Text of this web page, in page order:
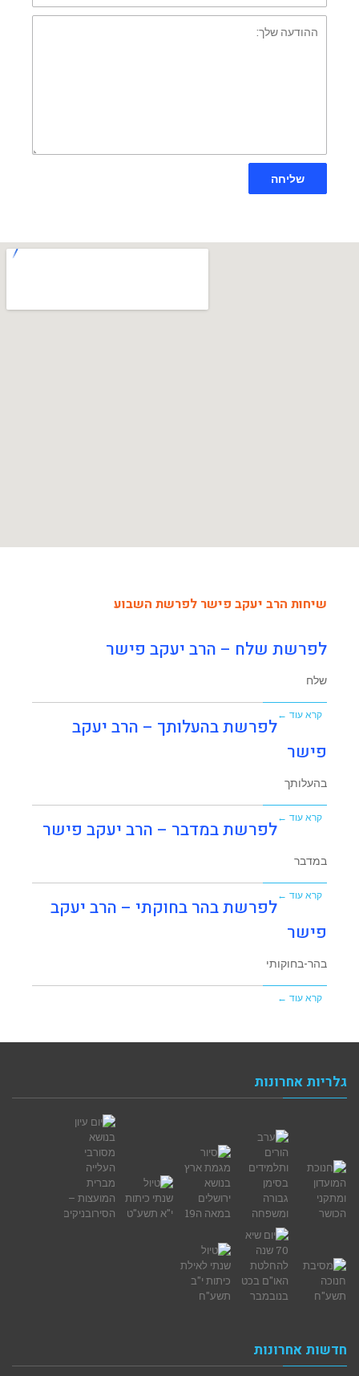
ההודעה
שלך:
שליחה
שיחות הרב יעקב פישר לפרשת השבוע
לפרשת שלח – הרב יעקב פישר
שלח
קרא עוד ←
לפרשת בהעלותך – הרב יעקב
פישר
בהעלותך
קרא עוד ←
לפרשת במדבר – הרב יעקב פישר
במדבר
קרא עוד ←
לפרשת בהר בחוקתי – הרב יעקב
פישר
בהר-בחוקותי
קרא עוד ←
גלריות אחרונות
חדשות אחרונות